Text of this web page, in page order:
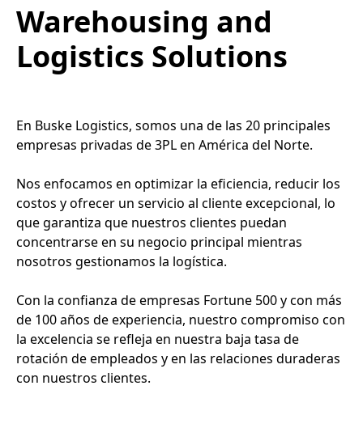
Warehousing and
Logistics Solutions
En Buske Logistics, somos una de las 20 principales
empresas privadas de 3PL en América del Norte.
Nos enfocamos en optimizar la eficiencia, reducir los
costos y ofrecer un servicio al cliente excepcional, lo
que garantiza que nuestros clientes puedan
concentrarse en su negocio principal mientras
nosotros gestionamos la logística.
Con la confianza de empresas Fortune 500 y con más
de 100 años de experiencia, nuestro compromiso con
la excelencia se refleja en nuestra baja tasa de
rotación de empleados y en las relaciones duraderas
con nuestros clientes.